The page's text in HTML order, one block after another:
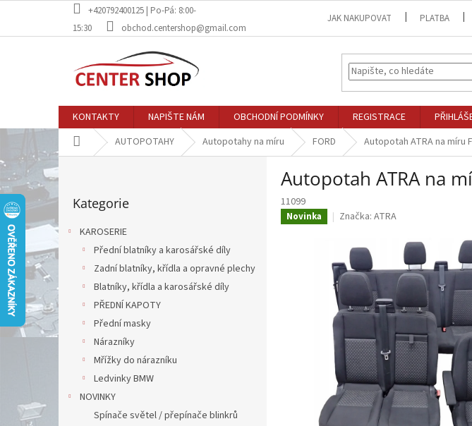
obsah
+420792400125 | Po-Pá: 8:00-
15:30
obchod.centershop@gmail.com
JAK NAKUPOVAT PLATBA
KONTAKTY NAPIŠTE NÁM OBCHODNÍ PODMÍNKY REGISTRACE
Domů AUTOPOTAHY Autopotahy na míru FORD Autopotah ATRA na míru
P
o
s
r
n
í
p
a
n
kategorie
Kategorie
KAROSERIE
Přední blatníky a karosářské díly
Zadní blatníky, křídla a opravné plechy
Blatníky, křídla a karosářské díly
PŘEDNÍ KAPOTY
Přední masky
Nárazníky
Mřížky do nárazníku
Ledvinky BMW
NOVINKY
Spínače světel / přepínače blinkrů
Autopotah ATRA na
11099
Novinka Značka: ATRA